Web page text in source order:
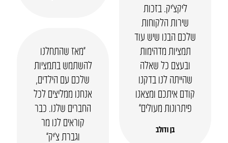
ליקצ’יק. בזכות
שירות הלקוחות
שלכם הבנו שיש עוד
תמציות מדהימות
ובעצם כל שאלה
שהייתה לנו בדקנו
קודם איתכם ומצאנו
פיתרונות מעולים”
בן ודולב
“מאז שהתחלנו
להשתמש בתמציות
שלכם עם הילדים,
אנחנו ממליצים לכל
החברים שלנו. כבר
קוראים לנו מר
וגברת צ’יק”